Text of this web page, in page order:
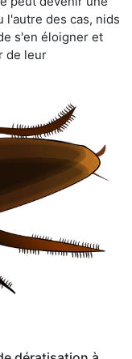
l'autre des cas, nids
s'en éloigner et
de leur